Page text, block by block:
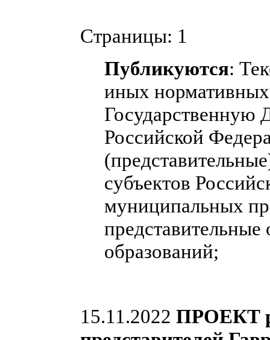
Страницы: 1
Публикуются:
иных
Государственную
Российской
субъектов
муниципальных
образований;
15.11.2022 ПРОЕКТ